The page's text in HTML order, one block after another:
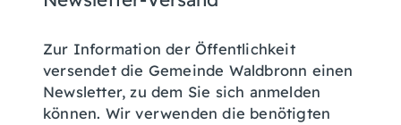
Zur Information der Öffentlichkeit
versendet die Gemeinde Waldbronn einen
Newsletter, zu dem Sie sich anmelden
können. Wir verwenden die benötigten